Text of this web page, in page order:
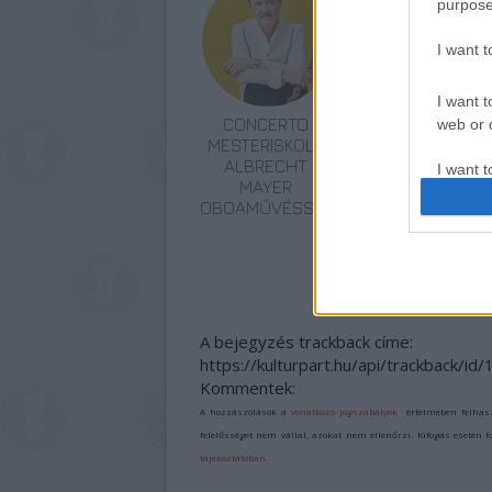
I want
I want
web or
I want
I want
CONCERTO
MESTERISKOLA
ALBRECHT
MAYER
OBOAMŰVÉSSZEL
„BARTÓKKAL
NAGYSZABÁSÚ
FESZTIVÁLLAL
CONCERTO
A bejegyzés trackback címe:
https://kulturpart.hu/api/trackback/id/
Kommentek:
A hozzászólások avonatkozó jogszabályok értelmében
felelősséget nem vállal, azokat nem ellenőrzi. Kifogás esetén
tájékoztatóban